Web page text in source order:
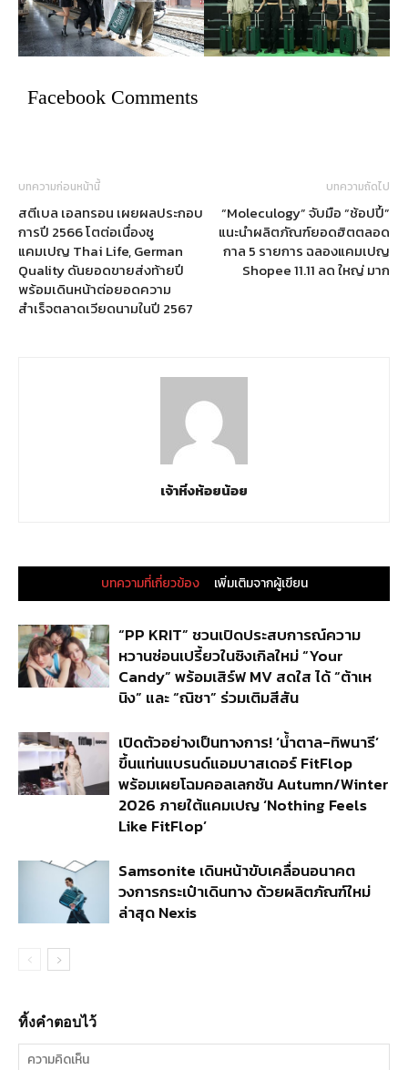
Facebook Comments
บทความก่อนหน้านี้
สตีเบล เอลทรอน เผยผลประกอบ
การปี 2566 โตต่อเนื่องชู
แคมเปญ Thai Life, German
Quality ดันยอดขายส่งท้ายปี
พร้อมเดินหน้าต่อยอดความ
สำเร็จตลาดเวียดนามในปี 2567
บทความถัดไป
“Moleculogy” จับมือ “ช้อปปี้”
แนะนำผลิตภัณฑ์ยอดฮิตตลอด
กาล 5 รายการ ฉลองแคมเปญ
Shopee 11.11 ลด ใหญ่ มาก
เจ้าหิ่งห้อยน้อย
บทความที่เกี่ยวข้อง เพิ่มเติมจากผู้เขียน
“PP KRIT” ชวนเปิดประสบการณ์ความ
หวานซ่อนเปรี้ยวในซิงเกิลใหม่ “Your
Candy” พร้อมเสิร์ฟ MV สดใส ได้ “ต้าเห
นิง” และ “ณิชา” ร่วมเติมสีสัน
เปิดตัวอย่างเป็นทางการ! ‘น้ำตาล-ทิพนารี’
ขึ้นแท่นแบรนด์แอมบาสเดอร์ FitFlop
พร้อมเผยโฉมคอลเลกชัน Autumn/Winter
2026 ภายใต้แคมเปญ ‘Nothing Feels
Like FitFlop’
Samsonite เดินหน้าขับเคลื่อนอนาคต
วงการกระเป๋าเดินทาง ด้วยผลิตภัณฑ์ใหม่
ล่าสุด Nexis
ทิ้งคำตอบไว้